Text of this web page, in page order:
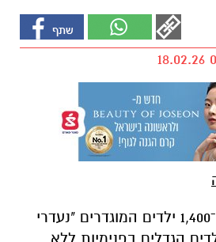
האחיות הן חלק מכ־1,400 ילדים המוגדרים "נעדרי